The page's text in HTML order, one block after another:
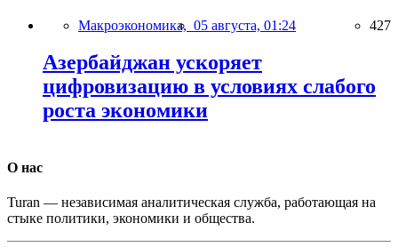
Макроэкономика, 05 августа, 01:24 427
Азербайджан ускоряет
цифровизацию в условиях слабого
роста экономики
О нас
Turan — независимая аналитическая служба, работающая на
стыке политики, экономики и общества.